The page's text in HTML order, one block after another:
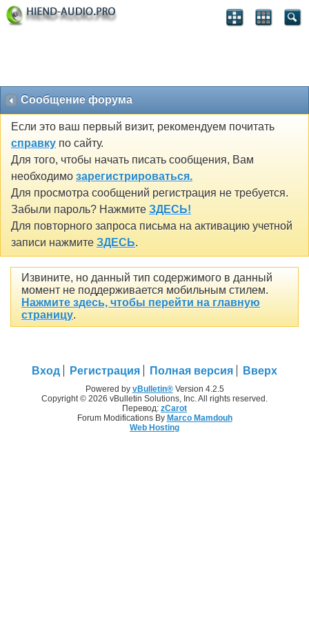
Сообщение форума
Если это ваш первый визит, рекомендуем почитать
справку по сайту.
Для того, чтобы начать писать сообщения, Вам
необходимо зарегистрироваться.
Для просмотра сообщений регистрация не требуется.
Забыли пароль? Нажмите ЗДЕСЬ!
Для повторного запроса письма на активацию учетной
записи нажмите ЗДЕСЬ.
Извините, но данный тип содержимого в данный
момент не поддерживается мобильным стилем.
Нажмите здесь, чтобы перейти на главную
страницу.
Вход Регистрация Полная версия Вверх
Powered by vBulletin®Version 4.2.5
Copyright © 2026 vBulletin Solutions, Inc. All rights reserved.
Перевод: zCarot
Forum Modifications By Marco Mamdouh
Web Hosting